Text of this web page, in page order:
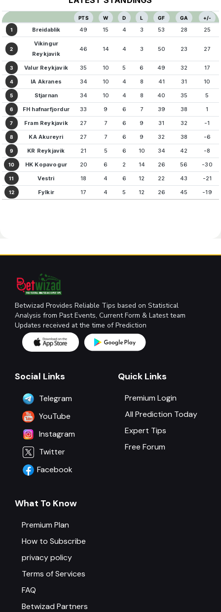
PTS W D L GF GA
+/-
1
Breidablik 49 15 4 3 53 28 25
2
Vikingur
Reykjavik
46 14 4 3 50 23 27
3 Valur Reykjavik 35 10 5 6 49 32 17
4 IA Akranes 34 10 4 8 41 31 10
5 Stjarnan 34 10 4 8 40 35 5
6 FH hafnarfjordur 33 9 6 7 39 38 1
7 Fram Reykjavik 27 7 6 9 31 32 -1
8 KA Akureyri 27 7 6 9 32 38 -6
9 KR Reykjavik 21 5 6 10 34 42 -8
10 HK Kopavogur 20 6 2 14 26 56 -30
11 Vestri 18 4 6 12 22 43 -21
12 Fylkir 17 4 5 12 26 45 -19
Betwizad Provides Reliable Tips based on Statistical
Analysis from Past Events, Current Form & Latest team
Updates received at the time of Prediction
Social Links
Telegram
YouTube
Instagram
Twitter
Facebook
Quick Links
Premium Login
All Prediction Today
Expert Tips
Free Forum
What To Know
Premium Plan
How to Subscribe
privacy policy
Terms of Services
FAQ
Betwizad Partners